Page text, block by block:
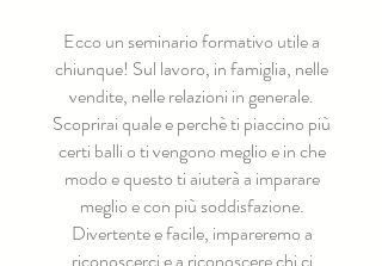
Ecco un seminario formativo utile a
chiunque! Sul lavoro, in famiglia, nelle
vendite, nelle relazioni in generale.
Scoprirai quale e perchè ti piaccino più
certi balli o ti vengono meglio e in che
modo e questo ti aiuterà a imparare
meglio e con più soddisfazione.
Divertente e facile, impareremo a